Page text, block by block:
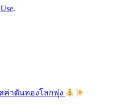
.
ค่าดันทองโลกพุ่ง